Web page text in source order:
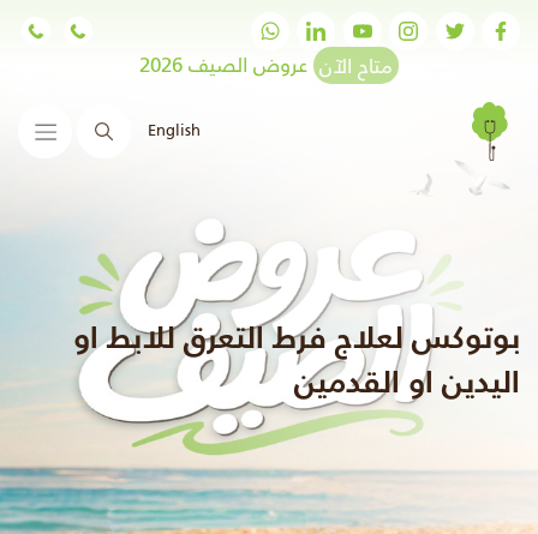
متاح الآن عروض الصيف 2026
English البحث
بوتوكس لعلاج فرط التعرق للابط او
اليدين او القدمين